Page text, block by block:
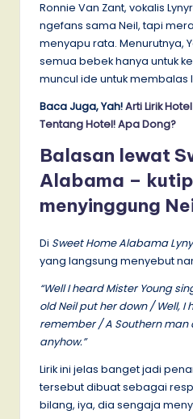
Ronnie Van Zant, vokalis
ngefans sama Neil, tapi
menyapu rata. Menurutnya,
semua bebek hanya untuk
muncul ide untuk membalas
Baca Juga, Yah!Arti Lirik
Tentang Hotel! Apa Dong?
Balasan lewat
Alabama –
menyinggung
Di Sweet Home Alabama
yang langsung menyebut
“Well I heard Mister Young
old Neil put her down / Well, I
remember / A Southern man
anyhow.”
Lirik ini jelas banget jadi
tersebut dibuat sebagai
bilang, iya, dia sengaja